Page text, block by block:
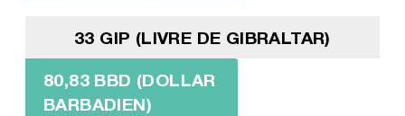
33 GIP (LIVRE DE GIBRALTAR)
80,83 BBD (DOLLAR
BARBADIEN)